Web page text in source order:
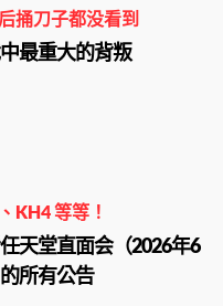
捅刀子都没看到
最重大的背叛
KH4 等等！
天堂直面会（2026年6
所有公告